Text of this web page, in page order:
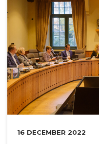
DATUM:
16 DECEMBER 2022